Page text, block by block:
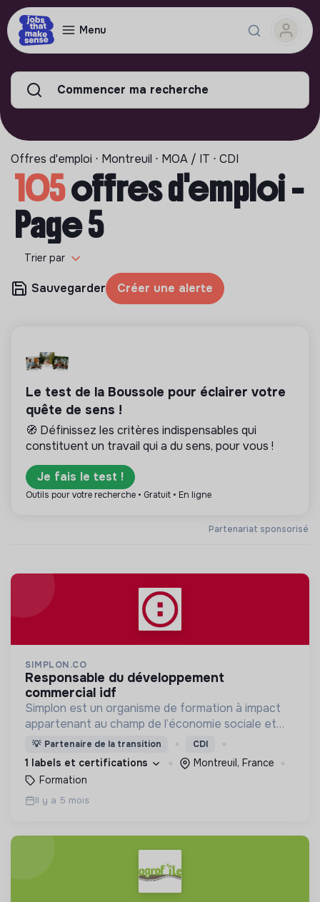
Menu
Commencer ma recherche
Offres d'emploi ⋅ Montreuil ⋅ MOA / IT ⋅ CDI
105offres d'emploi -
Page 5
Trier par
Sauvegarder Créer une alerte
Partenariat sponsorisé
Le test de la Boussole pour éclairer votre
quête de sens !
🧭 Définissez les critères indispensables qui
constituent un travail qui a du sens, pour vous !
Je fais le test !
Outils pour votre recherche • Gratuit • En ligne
SIMPLON.CO
responsable du développement
commercial idf
Simplon est un organisme de formation à impact
appartenant au champ de l’économie sociale et
solidaire.
💡 Partenaire de la transition CDI
1 labels et certifications
Montreuil, France
Formation
Il y a 5 mois